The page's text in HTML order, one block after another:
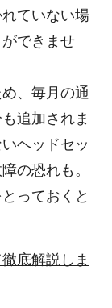
ていない場
できませ
、毎月の通
追加されま
ヘッドセッ
の恐れも。
っておくと
底解説しま